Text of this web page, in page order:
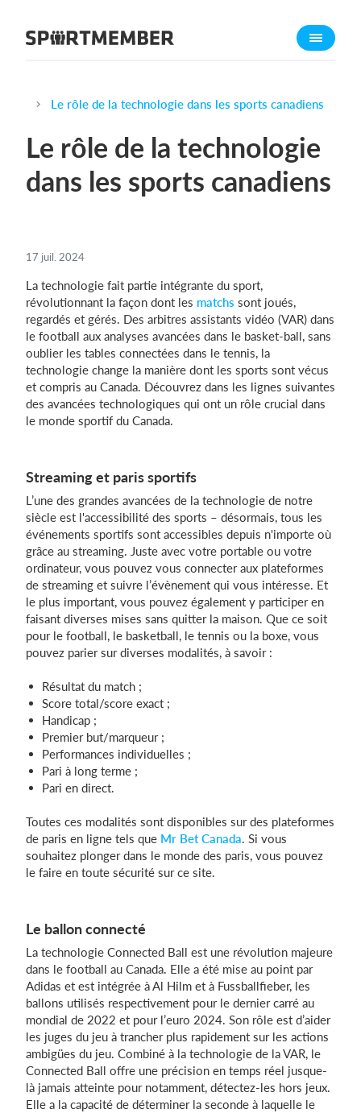
À propos de sportmember
Fonctionnalités
Calendrier sportif
Application sportive
Boutique en ligne
Combien ça coûte ?
Français
Se connecter
Le rôle de la technologie dans les sports canadiens
Le rôle de la technologie
dans les sports canadiens
17 juil. 2024
La technologie fait partie intégrante du sport,
révolutionnant la façon dont les matchs sont joués,
regardés et gérés. Des arbitres assistants vidéo (VAR) dans
le football aux analyses avancées dans le basket-ball, sans
oublier les tables connectées dans le tennis, la
technologie change la manière dont les sports sont vécus
et compris au Canada. Découvrez dans les lignes suivantes
des avancées technologiques qui ont un rôle crucial dans
le monde sportif du Canada.
Streaming et paris sportifs
L’une des grandes avancées de la technologie de notre
siècle est l'accessibilité des sports – désormais, tous les
événements sportifs sont accessibles depuis n'importe où
grâce au streaming. Juste avec votre portable ou votre
ordinateur, vous pouvez vous connecter aux plateformes
de streaming et suivre l’évènement qui vous intéresse. Et
le plus important, vous pouvez également y participer en
faisant diverses mises sans quitter la maison. Que ce soit
pour le football, le basketball, le tennis ou la boxe, vous
pouvez parier sur diverses modalités, à savoir :
Résultat du match ;
Score total/score exact ;
Handicap ;
Premier but/marqueur ;
Performances individuelles ;
Pari à long terme ;
Pari en direct.
Toutes ces modalités sont disponibles sur des plateformes
de paris en ligne tels que Mr Bet Canada. Si vous
souhaitez plonger dans le monde des paris, vous pouvez
le faire en toute sécurité sur ce site.
Le ballon connecté
La technologie Connected Ball est une révolution majeure
dans le football au Canada. Elle a été mise au point par
Adidas et est intégrée à Al Hilm et à Fussballfieber, les
ballons utilisés respectivement pour le dernier carré au
mondial de 2022 et pour l’euro 2024. Son rôle est d’aider
les juges du jeu à trancher plus rapidement sur les actions
ambigües du jeu. Combiné à la technologie de la VAR, le
Connected Ball offre une précision en temps réel jusque-
là jamais atteinte pour notamment, détectez-les hors jeux.
Elle a la capacité de déterminer la seconde à laquelle le